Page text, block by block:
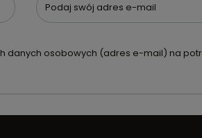
Podaj swój adres e-mail
danych osobowych (adres e-mail) na